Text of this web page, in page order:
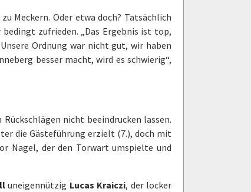
Meckern. Oder etwa doch? Tatsächlich
zufrieden. „Das Ergebnis ist top,
Ordnung war nicht gut, wir haben
besser macht, wird es schwierig“,
nicht beeindrucken lassen.
die Gästeführung erzielt (7.), doch mit
Nagel, der den Torwart umspielte und
uneigennützig Lucas Kraiczi, der locker